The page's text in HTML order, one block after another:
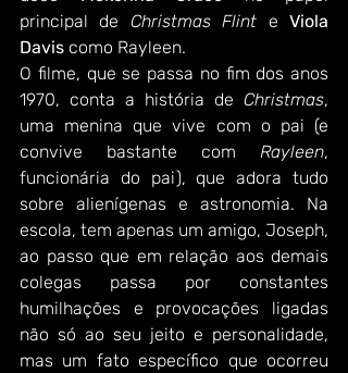
principal de Christmas Flint e Viola
Davis como Rayleen.
O filme, que se passa no fim dos anos
1970, conta a história de Christmas,
uma menina que vive com o pai (e
convive bastante com Rayleen,
funcionária do pai), que adora tudo
sobre alienígenas e astronomia. Na
escola, tem apenas um amigo, Joseph,
ao passo que em relação aos demais
colegas passa por constantes
humilhações e provocações ligadas
não só ao seu jeito e personalidade,
mas um fato específico que ocorreu